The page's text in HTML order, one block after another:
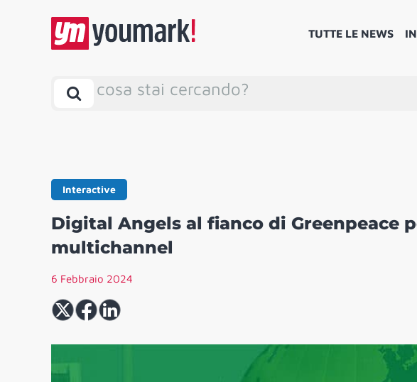
TUTTE LE NEWS
cosa stai cercando?
Interactive
Digital Angels al fianco di Greenpeace
multichannel
6 Febbraio 2024